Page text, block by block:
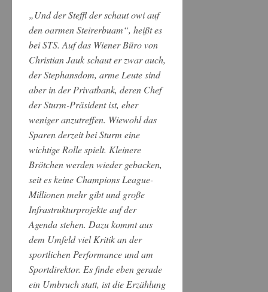
„Und der Steffl der schaut owi auf
den oarmen Steirerbuam“, heißt es
bei STS. Auf das Wiener Büro von
Christian Jauk schaut er zwar auch,
der Stephansdom, arme Leute sind
aber in der Privatbank, deren Chef
der Sturm-Präsident ist, eher
weniger anzutreffen. Wiewohl das
Sparen derzeit bei Sturm eine
wichtige Rolle spielt. Kleinere
Brötchen werden wieder gebacken,
seit es keine Champions League-
Millionen mehr gibt und große
Infrastrukturprojekte auf der
Agenda stehen. Dazu kommt aus
dem Umfeld viel Kritik an der
sportlichen Performance und am
Sportdirektor. Es finde eben gerade
ein Umbruch statt, ist die Erzählung